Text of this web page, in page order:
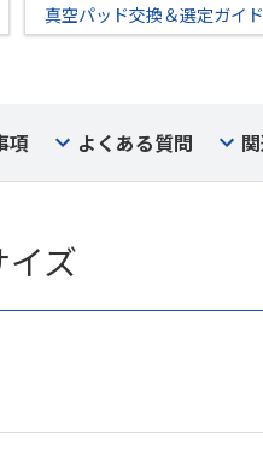
真空パッド交換＆選定ガイド
項 よくある質問
ズ